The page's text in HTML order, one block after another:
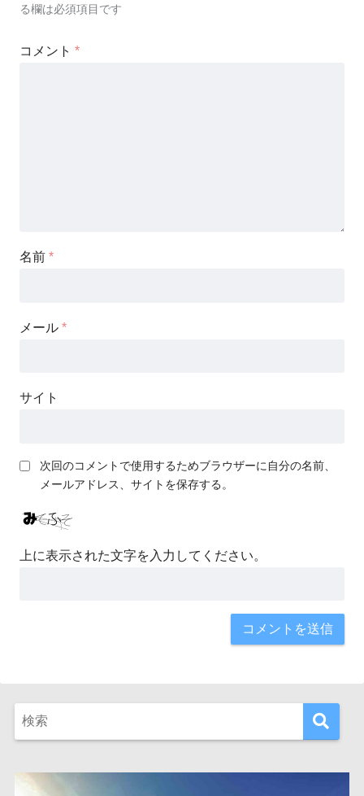
る欄は必須項目です
コメント *
名前 *
メール *
サイト
次回のコメントで使用するためブラウザーに自分の名前、
メールアドレス、サイトを保存する。
上に表示された文字を入力してください。